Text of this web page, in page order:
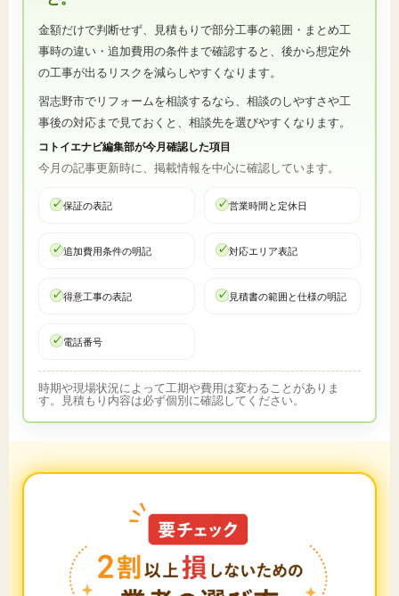
金額だけで判断せず、見積もりで部分工事の範囲・まとめ工
事時の違い・追加費用の条件まで確認すると、後から想定外
の工事が出るリスクを減らしやすくなります。
習志野市でリフォームを相談するなら、相談のしやすさや工
事後の対応まで見ておくと、相談先を選びやすくなります。
コトイエナビ編集部が今月確認した項目
今月の記事更新時に、掲載情報を中心に確認しています。
保証の表記 営業時間と定休日
追加費用条件の明記 対応エリア表記
得意工事の表記 見積書の範囲と仕様の明記
電話番号
時期や現場状況によって工期や費用は変わることがありま
す。見積もり内容は必ず個別に確認してください。